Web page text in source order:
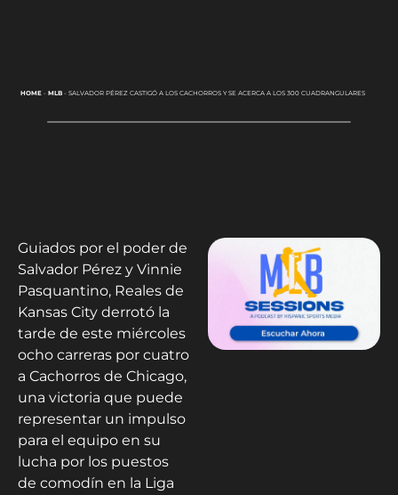
HOME- MLB- SALVADOR PÉREZ CASTIGÓ A LOS CACHORROS Y SE ACERCA A LOS 300 CUADRANGULARES
Guiados por el poder de
Salvador Pérez y Vinnie
Pasquantino, Reales de
Kansas City derrotó la
tarde de este miércoles
ocho carreras por cuatro
a Cachorros de Chicago,
una victoria que puede
representar un impulso
para el equipo en su
lucha por los puestos
de comodín en la Liga